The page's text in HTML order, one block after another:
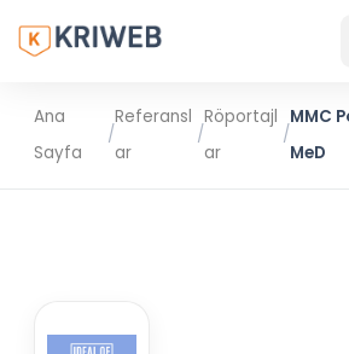
Ana
Sayfa
/
Referansl
ar
/
Röportajl
ar
/
MMC
MeD